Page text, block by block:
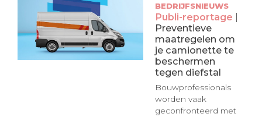
BEDRIJFSNIEUWS
Publi-reportage |
Preventieve
maatregelen om
je camionette te
beschermen
tegen diefstal
Bouwprofessionals
worden vaak
geconfronteerd met